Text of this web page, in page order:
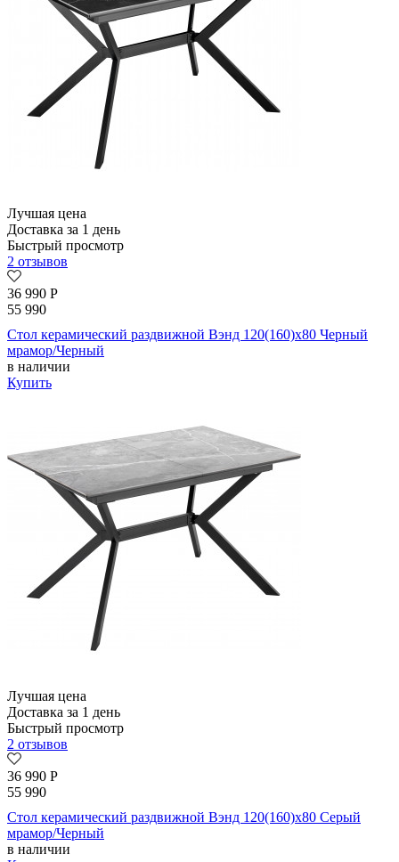
Лучшая цена
Доставка за 1 день
Быстрый просмотр
2 отзывов
36 990 Р
55 990
Стол керамический раздвижной Вэнд 120(160)х80 Черный
мрамор/Черный
в наличии
Купить
Лучшая цена
Доставка за 1 день
Быстрый просмотр
2 отзывов
36 990 Р
55 990
Стол керамический раздвижной Вэнд 120(160)х80 Серый
мрамор/Черный
в наличии